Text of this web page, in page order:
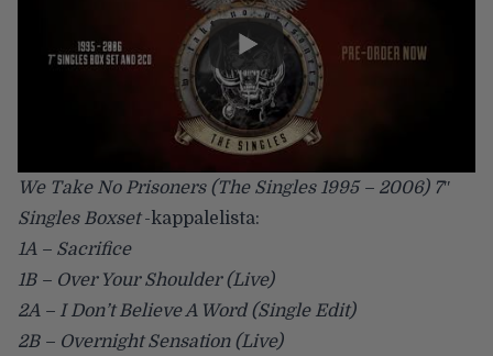
We Take No Prisoners (The Singles 1995 – 2006) 7″
Singles Boxset-kappalelista:
1A – Sacrifice
1B – Over Your Shoulder (Live)
2A – I Don’t Believe A Word (Single Edit)
2B – Overnight Sensation (Live)